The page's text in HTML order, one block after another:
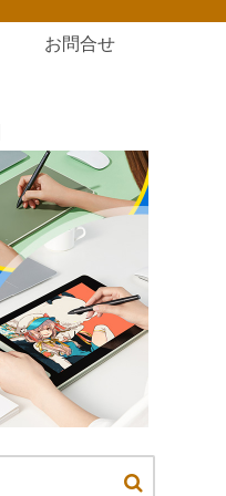
お問合せ